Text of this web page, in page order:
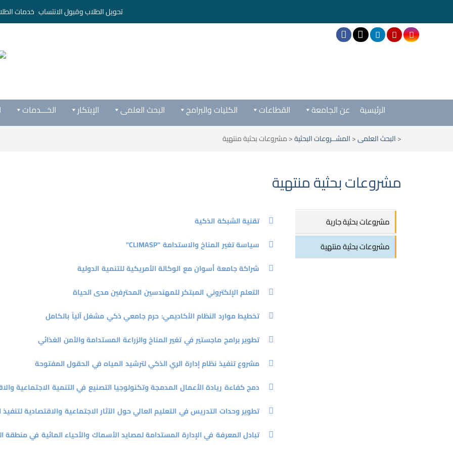
تحويل الطلاب وقبول الانتساب خدمات
الخـــدمات الإبتكار البحث العلمى الكليات والبرامج القطاعات عن الجامعة الرئيسية
<البحث العلمى<المشــروعات البحثية<مشروعات بحثية منتهية
مشروعات بحثية منتهية
تقنية الشبكة الذكية
سياسة تغير المناخ والاستدامة "CLIMASP"
شراكة جامعة أسوان مع الوكالة الأمريكية للتنمية الدولية
التعلم الإلكتروني المبتكر للمهندسين المحترفين مدى الحياة
تخطيط موارد النظام الأكاديمي: حرم جامعي ذكي مشغل آلياً بالكامل
تطوير برامج ماجستير في تغير المناخ والزراعة المستدامة والأمن الغذائي
مشروع تنفيذ نظام إدارة الري الذكي لترشيد المياه في الحقول المفتوحة
دمج كفاءة ريادة الأعمال المدمجة وتكنولوجيا التصنيع في التنمية الاجتماعية
تطوير وحدات التدريس في التعليم العالي حول الآثار الاجتماعية والاقتصادية
تبادل المعرفة في الإدارة المستدامة لمصايد الأسماك والأحياء المائية في منطقة
مشروعات بحثية جارية
مشروعات بحثية منتهية